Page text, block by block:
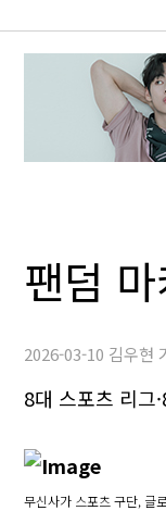
팬덤
2026-03-10 김우
8대 스포츠 리그
무신사가 스포츠 구단, 글